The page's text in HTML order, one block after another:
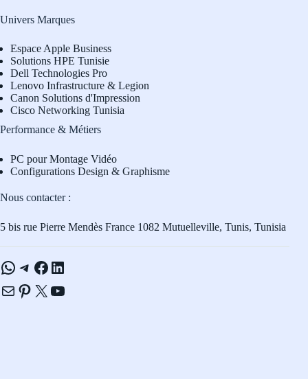
Univers Marques
Espace Apple Business
Solutions HPE Tunisie
Dell Technologies Pro
Lenovo Infrastructure & Legion
Canon Solutions d'Impression
Cisco Networking Tunisia
Performance & Métiers
PC pour Montage Vidéo
Configurations Design & Graphisme
Nous contacter :
5 bis rue Pierre Mendès France 1082 Mutuelleville, Tunis, Tunisia
WhatsApp
Telegram
Facebook
LinkedIn
E-mailPinterest
X YouTube